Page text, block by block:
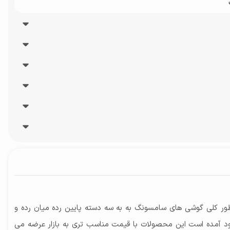
کلی گوشی های سامسونگ به به سه دسته پایین رده میان رده و
آمده است این محصولات با قیمت مناسب تری به بازار عرضه می